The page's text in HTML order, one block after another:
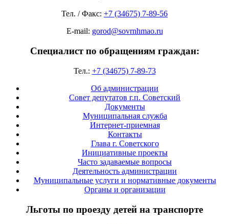
Тел. / Факс: +7 (34675) 7-89-56
E-mail: gorod@sovrnhmao.ru
Специалист по обращениям граждан:
Тел.: +7 (34675) 7-89-73
Об администрации
Совет депутатов г.п. Советский
Документы
Муниципальная служба
Интернет-приемная
Контакты
Глава г. Советского
Инициативные проекты
Часто задаваемые вопросы
Деятельность администрации
Муниципальные услуги и нормативные документы
Органы и организации
Льготы по проезду детей на транспорте